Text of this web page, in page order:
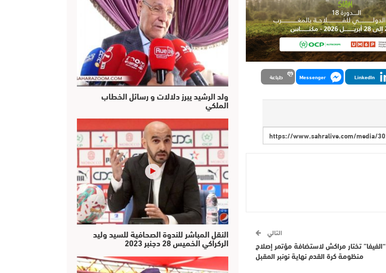
LinkedIn
Messenger طباعة
التالي
“الفيفا” تختار مراكش لاستضافة مؤتمر إصلاح
منظومة كرة القدم نهاية نونبر المقبل
ولد الرشيد يبرز دلالات و رسائل الخطاب
الملكي
النقل المباشر للندوة الصحافية للسيد وليد
الركراكي الخميس 28 دجنبر 2023